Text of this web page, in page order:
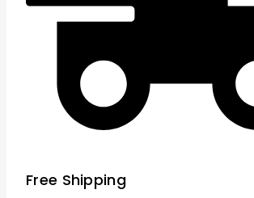
Free Shipping